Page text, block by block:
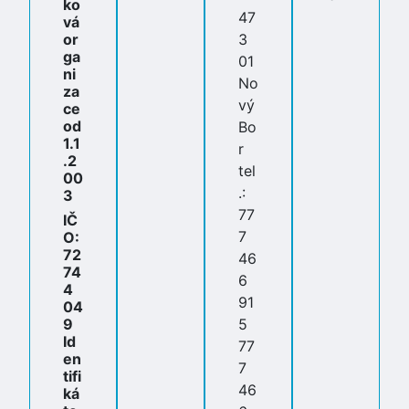
ko
vá
or
ga
ni
za
ce
od
1.1
.2
00
3
IČ
O:
72
74
4
04
9
Id
en
tifi
ká
47
3
01
No
vý
Bo
r
tel
.:
77
7
46
6
91
5
77
7
46